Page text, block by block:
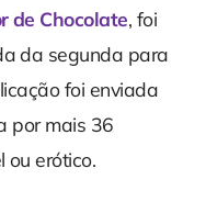
de Chocolate, foi
da segunda para
foi enviada
por mais 36
ou erótico.